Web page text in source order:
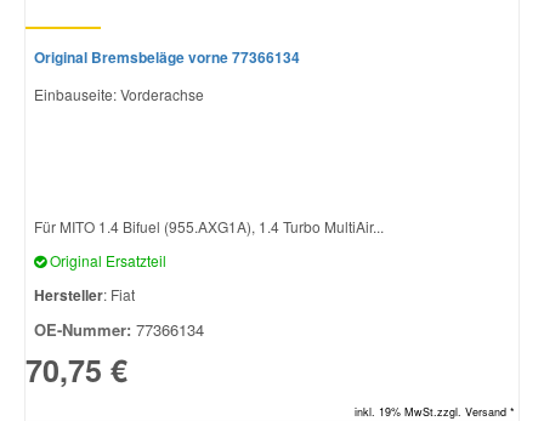
Original Bremsbeläge vorne 77366134
Einbauseite: Vorderachse
Für MITO 1.4 Bifuel (955.AXG1A), 1.4 Turbo MultiAir...
Original Ersatzteil
Hersteller: Fiat
OE-Nummer: 77366134
70,75 €
inkl. 19% MwSt.zzgl. Versand *
Skoda Ersatzteile
Smart Ersatzteile
Suzuki Ersatzteile